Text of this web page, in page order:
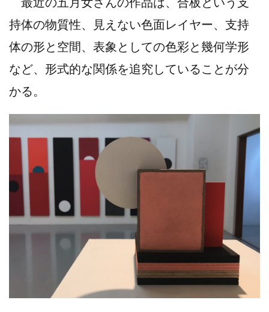
持体の物質性、見えない色面レイヤー、支持
体の形と空間、表象としての色彩と幾何学形
など、形式的な関係を追究していることが分
かる。